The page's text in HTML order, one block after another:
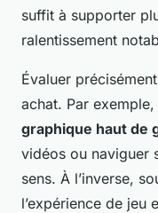
suffit à supporter
ralentissement
Évaluer
achat. Par
graphique haut de
vidéos ou naviguer
sens. À l’inverse,
l’expérience de jeu